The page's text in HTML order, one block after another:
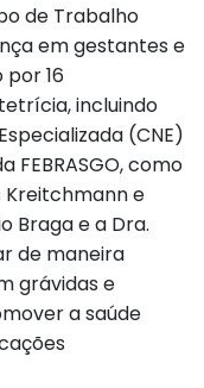
de Trabalho
em gestantes e
16
incluindo
(CNE)
como
Kreitchmann e
Braga e a Dra.
de maneira
grávidas e
a saúde